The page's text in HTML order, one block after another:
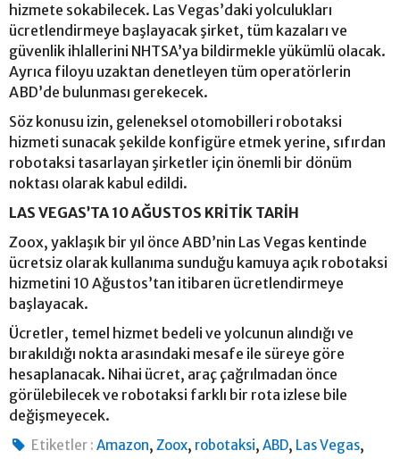
hizmete sokabilecek. Las Vegas’daki yolculukları
ücretlendirmeye başlayacak şirket, tüm kazaları ve
güvenlik ihlallerini NHTSA’ya bildirmekle yükümlü olacak.
Ayrıca filoyu uzaktan denetleyen tüm operatörlerin
ABD’de bulunması gerekecek.
Söz konusu izin, geleneksel otomobilleri robotaksi
hizmeti sunacak şekilde konfigüre etmek yerine, sıfırdan
robotaksi tasarlayan şirketler için önemli bir dönüm
noktası olarak kabul edildi.
LAS VEGAS’TA 10 AĞUSTOS KRİTİK TARİH
Zoox, yaklaşık bir yıl önce ABD’nin Las Vegas kentinde
ücretsiz olarak kullanıma sunduğu kamuya açık robotaksi
hizmetini 10 Ağustos’tan itibaren ücretlendirmeye
başlayacak.
Ücretler, temel hizmet bedeli ve yolcunun alındığı ve
bırakıldığı nokta arasındaki mesafe ile süreye göre
hesaplanacak. Nihai ücret, araç çağrılmadan önce
görülebilecek ve robotaksi farklı bir rota izlese bile
değişmeyecek.
Etiketler : Amazon,Zoox, robotaksi,ABD, Las Vegas,